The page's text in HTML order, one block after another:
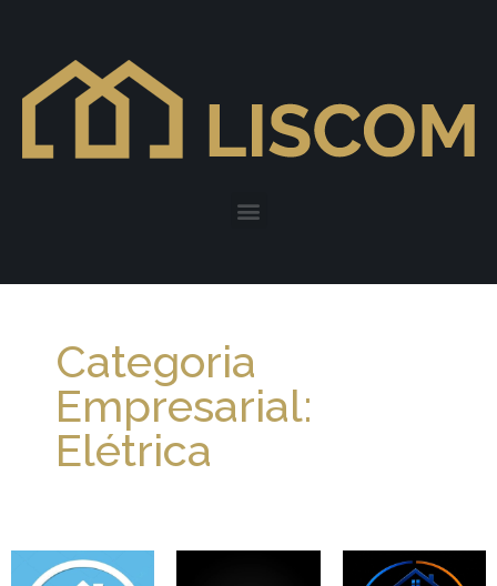
Categoria
Empresarial:
Elétrica